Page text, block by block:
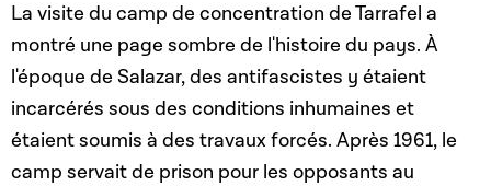
La visite du camp de concentration de Tarrafel a
montré une page sombre de l'histoire du pays. À
l'époque de Salazar, des antifascistes y étaient
incarcérés sous des conditions inhumaines et
étaient soumis à des travaux forcés. Après 1961, le
camp servait de prison pour les opposants au